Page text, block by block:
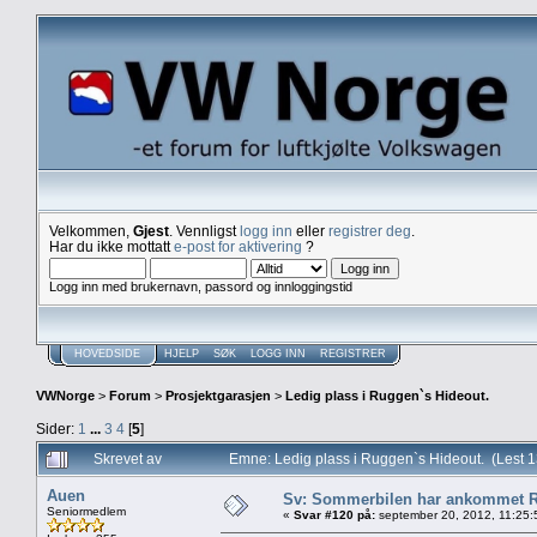
Velkommen, Gjest . Vennligstlogg inn eller registrer deg
Har du ikke mottatte-post for aktivering ?
Logg inn med brukernavn, passord og innloggingstid
HOVEDSIDE HJELP SØK LOGG INN REGISTRER
VWNorge > Forum > Prosjektgarasjen > Ledig plass i Ruggen`s Hideout.
Sider: 1 ... 3 4 [5]
Skrevet av
Emne: Ledig plass i Ruggen`s Hideout. (Lest
Auen
Seniormedlem
Sv: Sommerbilen har ankommet
« Svar #120 på: september 20, 2012,